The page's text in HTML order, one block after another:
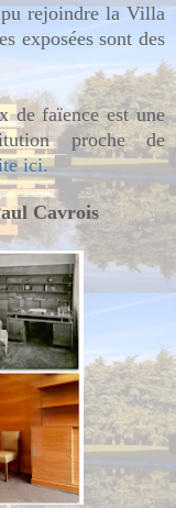
rejoindre la Villa
exposées sont des
de faïence est une
proche de
ici.
Cavrois